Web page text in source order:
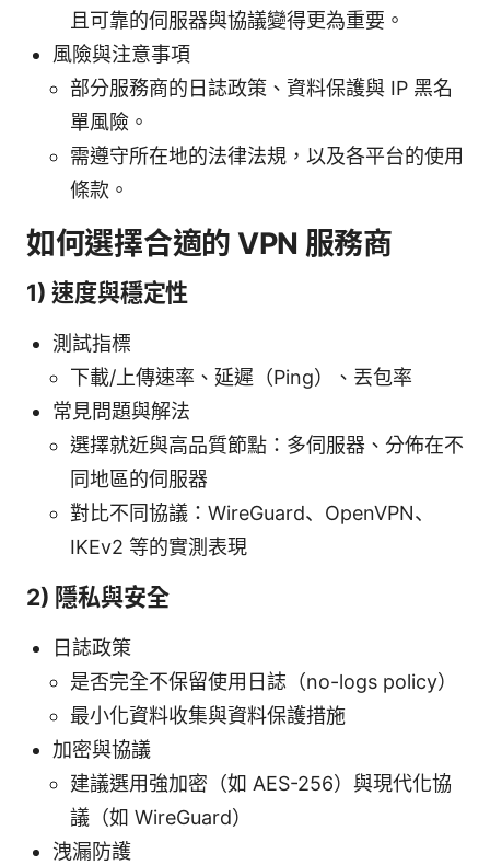
且可靠的伺服器與協議變得更為重要。
風險與注意事項
部分服務商的日誌政策、資料保護與 IP 黑名
單風險。
需遵守所在地的法律法規，以及各平台的使用
條款。
如何選擇合適的 VPN 服務商
1) 速度與穩定性
測試指標
下載/上傳速率、延遲（Ping）、丟包率
常見問題與解法
選擇就近與高品質節點：多伺服器、分佈在不
同地區的伺服器
對比不同協議：WireGuard、OpenVPN、
IKEv2 等的實測表現
2) 隱私與安全
日誌政策
是否完全不保留使用日誌（no-logs policy）
最小化資料收集與資料保護措施
加密與協議
建議選用強加密（如 AES-256）與現代化協
議（如 WireGuard）
洩漏防護